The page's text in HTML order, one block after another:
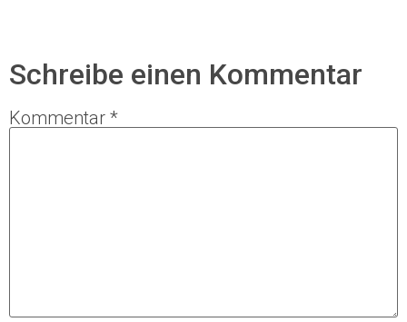
Schreibe einen Kommentar
Kommentar *